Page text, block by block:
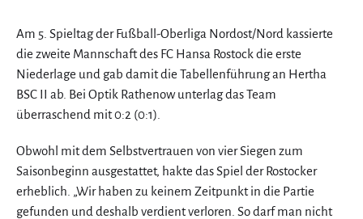
Am 5. Spieltag der Fußball-Oberliga Nordost/Nord kassierte
die zweite Mannschaft des FC Hansa Rostock die erste
Niederlage und gab damit die Tabellenführung an Hertha
BSC II ab. Bei Optik Rathenow unterlag das Team
überraschend mit 0:2 (0:1).
Obwohl mit dem Selbstvertrauen von vier Siegen zum
Saisonbeginn ausgestattet, hakte das Spiel der Rostocker
erheblich. „Wir haben zu keinem Zeitpunkt in die Partie
gefunden und deshalb verdient verloren. So darf man nicht